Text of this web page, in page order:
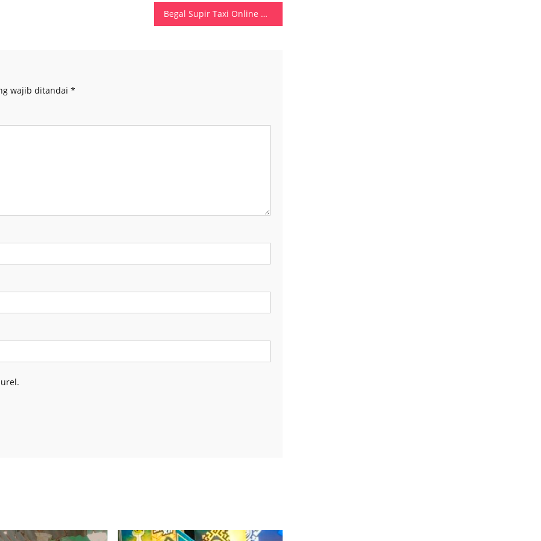
Begal Supir Taxi Online Di Kota Batam, Dua Residivis Diringkus Tim Jatandras Ditreskrimum Polda Kepri
wajib ditandai *